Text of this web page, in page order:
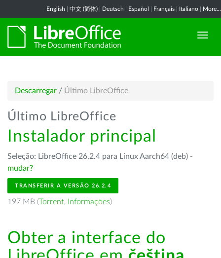
English 中文 (简体) Deutsch Español Français Italiano More...
Descarregar / Último LibreOffice
Último LibreOffice
Instalador principal
Seleção: LibreOffice 26.2.4 para Linux Aarch64 (deb) -
mudar?
TRANSFERIR A VERSÃO 26.2.4
197 MB (Torrent, Informações)
Obter a interface do